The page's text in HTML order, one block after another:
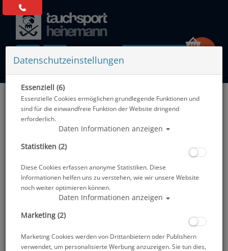
Alle Artikel zeigen aus: Atemregler - Zubehör
Datenschutzeinstellungen
Essenziell (6)
Essenzielle Cookies ermöglichen grundlegende Funktionen und
sind für die einwandfreie Funktion der Website dringend
erforderlich.
Daten Informationen anzeigen
Statistiken (2)
Diese Cookies erfassen anonyme Statistiken. Diese
Informationen helfen uns zu verstehen, wie wir unsere Website
noch weiter optimieren können.
Daten Informationen anzeigen
Marketing (2)
Marketing Cookies werden von Drittanbietern oder Publishern
verwendet, um personalisierte Werbung anzuzeigen. Sie tun dies,